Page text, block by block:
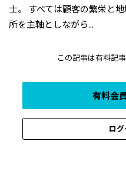
士。 すべては顧客の繁栄と
所を主軸としながら...
この記事は有料記事
有料会
ロ